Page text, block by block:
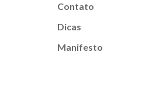
Contato
Dicas
Manifesto